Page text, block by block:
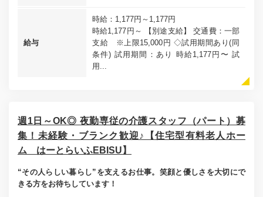
給与
時給：1,177円～1,177円
時給1,177円～ 【別途支給】 交通費：一部
支給 ※上限15,000円 ◇試用期間あり(同
条件) 試用期間：あり 時給1,177円〜 試
用...
週1日～OK◎ 夜勤専従の介護スタッフ（パート）募
集！未経験・ブランク歓迎♪【住宅型有料老人ホー
ム はーとらいふEBISU】
“その人らしい暮らし”を支えるお仕事。笑顔と優しさを大切にで
きる方をお待ちしています！